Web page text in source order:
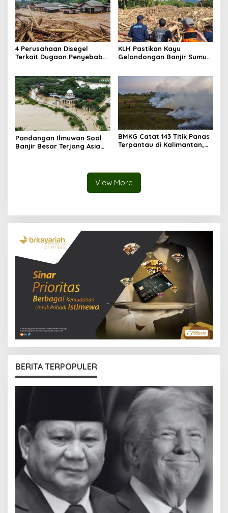
4 Perusahaan Disegel
Terkait Dugaan Penyebab
DAS Batang Toru
KLH Pastikan Kayu
Gelondongan Banjir Sumut
Dihentikan Sementara
Pandangan Ilmuwan Soal
Banjir Besar Terjang Asia
BMKG Catat 143 Titik Panas
Terpantau di Kalimantan,
View More
BERITA TERPOPULER